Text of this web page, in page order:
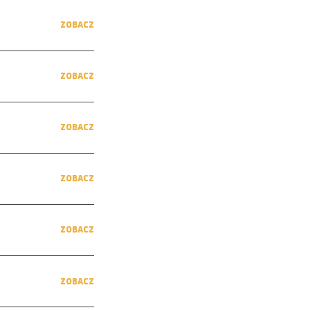
ZOBACZ
ZOBACZ
ZOBACZ
ZOBACZ
ZOBACZ
ZOBACZ